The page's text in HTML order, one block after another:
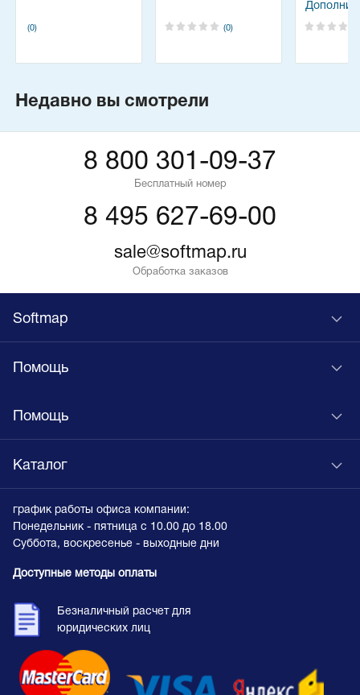
(0) (0)
модули -
Недавно вы смотрели
8 800 301-09-37
Бесплатный номер
8 495 627-69-00
sale@softmap.ru
Обработка заказов
Softmap
Помощь
Помощь
Каталог
график работы офиса компании:
Понедельник - пятница с 10.00 до 18.00
Суббота, воскресенье - выходные дни
Доступные методы оплаты
Безналичный расчет для
юридических лиц